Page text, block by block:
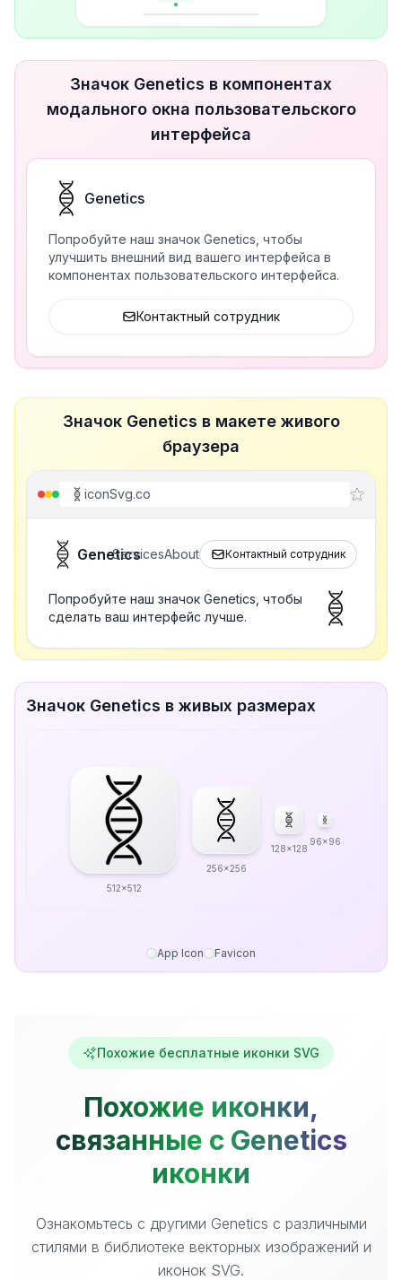
Значок Genetics в компонентах
модального окна пользовательского
интерфейса
Genetics
Попробуйте наш значок Genetics, чтобы
улучшить внешний вид вашего интерфейса в
компонентах пользовательского интерфейса.
Контактный сотрудник
Значок Genetics в макете живого
браузера
iconSvg.co
Genetics
ServicesAbout Контактный сотрудник
Попробуйте наш значок Genetics, чтобы
сделать ваш интерфейс лучше.
Значок Genetics в живых размерах
512x512
256x256
128x128
96x96
App Icon Favicon
Похожие бесплатные иконки SVG
Похожие иконки,
связанные с Genetics
иконки
Ознакомьтесь с другими Genetics с различными
стилями в библиотеке векторных изображений и
иконок SVG.